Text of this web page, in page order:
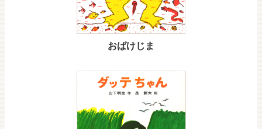
おばけじま